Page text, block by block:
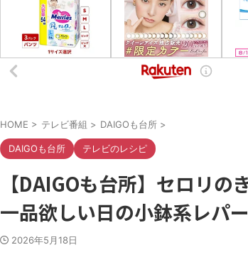
HOME > テレビ番組 > DAIGOも台所 >
DAIGOも台所 テレビのレシピ
【DAIGOも台所】セロリ
一品欲しい日の小鉢系レパ
2026年5月18日